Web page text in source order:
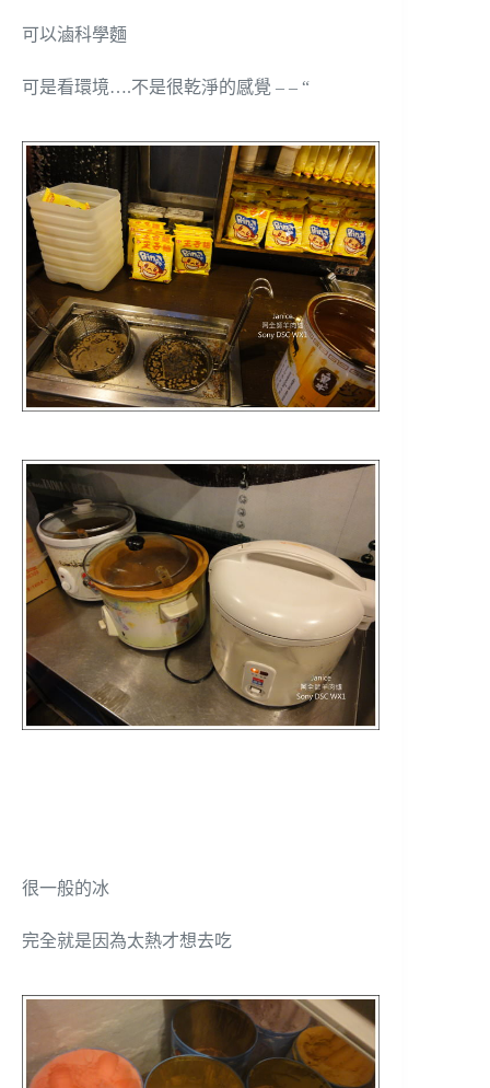
可以滷科學麵
可是看環境….不是很乾淨的感覺 – – “
很一般的冰
完全就是因為太熱才想去吃